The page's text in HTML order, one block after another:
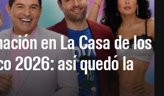
en La Casa de los
2026: así quedó la